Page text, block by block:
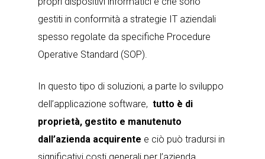
gestiti in conformità a strategie IT aziendali
spesso regolate da specifiche Procedure
Operative Standard (SOP).
In questo tipo di soluzioni, a parte lo sviluppo
dell’applicazione software, tutto è di
proprietà, gestito e manutenuto
dall’azienda acquirente e ciò può tradursi in